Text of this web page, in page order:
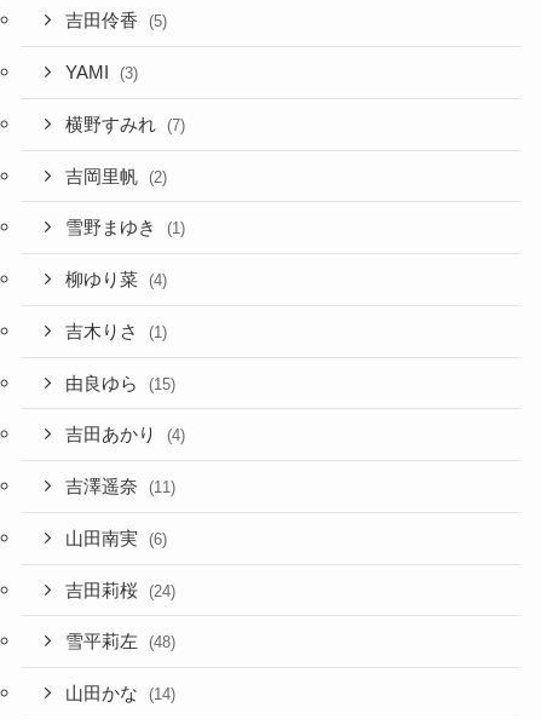
吉田伶香 (5)
YAMI (3)
横野すみれ (7)
吉岡里帆 (2)
雪野まゆき (1)
柳ゆり菜 (4)
吉木りさ (1)
由良ゆら (15)
吉田あかり (4)
吉澤遥奈 (11)
山田南実 (6)
吉田莉桜 (24)
雪平莉左 (48)
山田かな (14)